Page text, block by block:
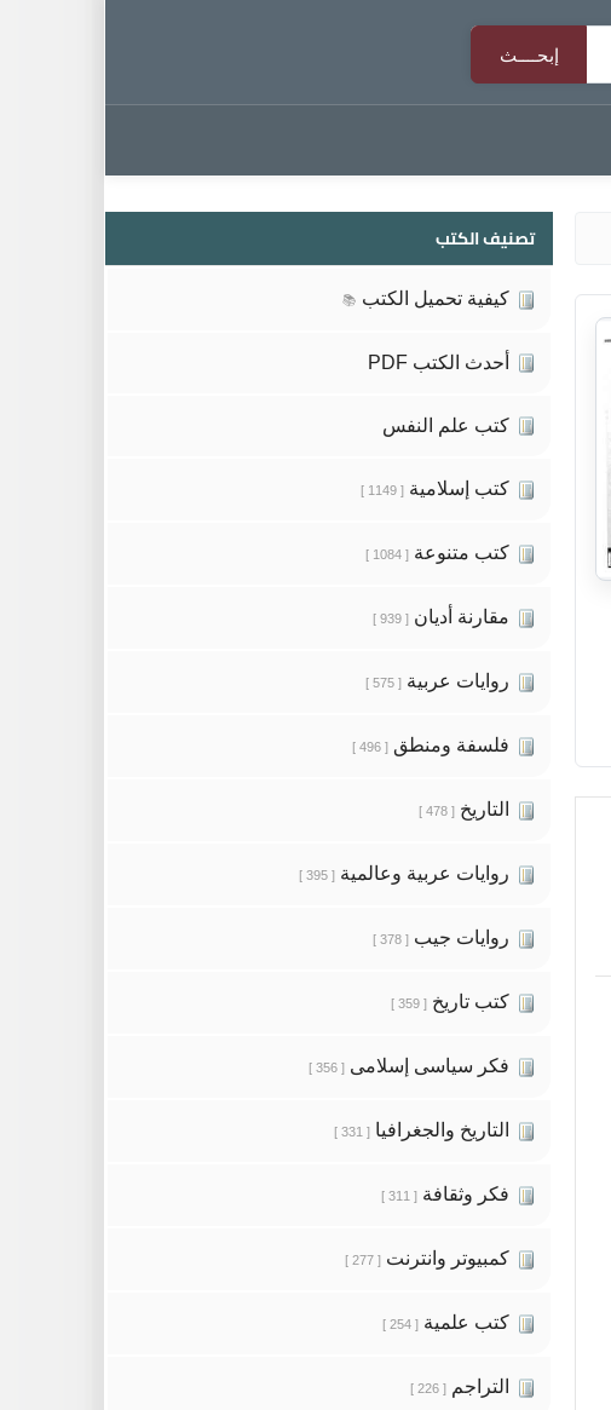
تصنيف الكتب
كيفية تحميل الكتب 📚
أحدث الكتب PDF
كتب علم النفس
كتب إسلامية [ 1149 ]
كتب متنوعة [ 1084 ]
مقارنة أديان [ 939 ]
روايات عربية [ 575 ]
فلسفة ومنطق [ 496 ]
التاريخ [ 478 ]
روايات عربية وعالمية [ 395 ]
روايات جيب [ 378 ]
كتب تاريخ [ 359 ]
فكر سياسى إسلامى [ 356 ]
التاريخ والجغرافيا [ 331 ]
فكر وثقافة [ 311 ]
كمبيوتر وانترنت [ 277 ]
كتب علمية [ 254 ]
التراجم [ 226 ]